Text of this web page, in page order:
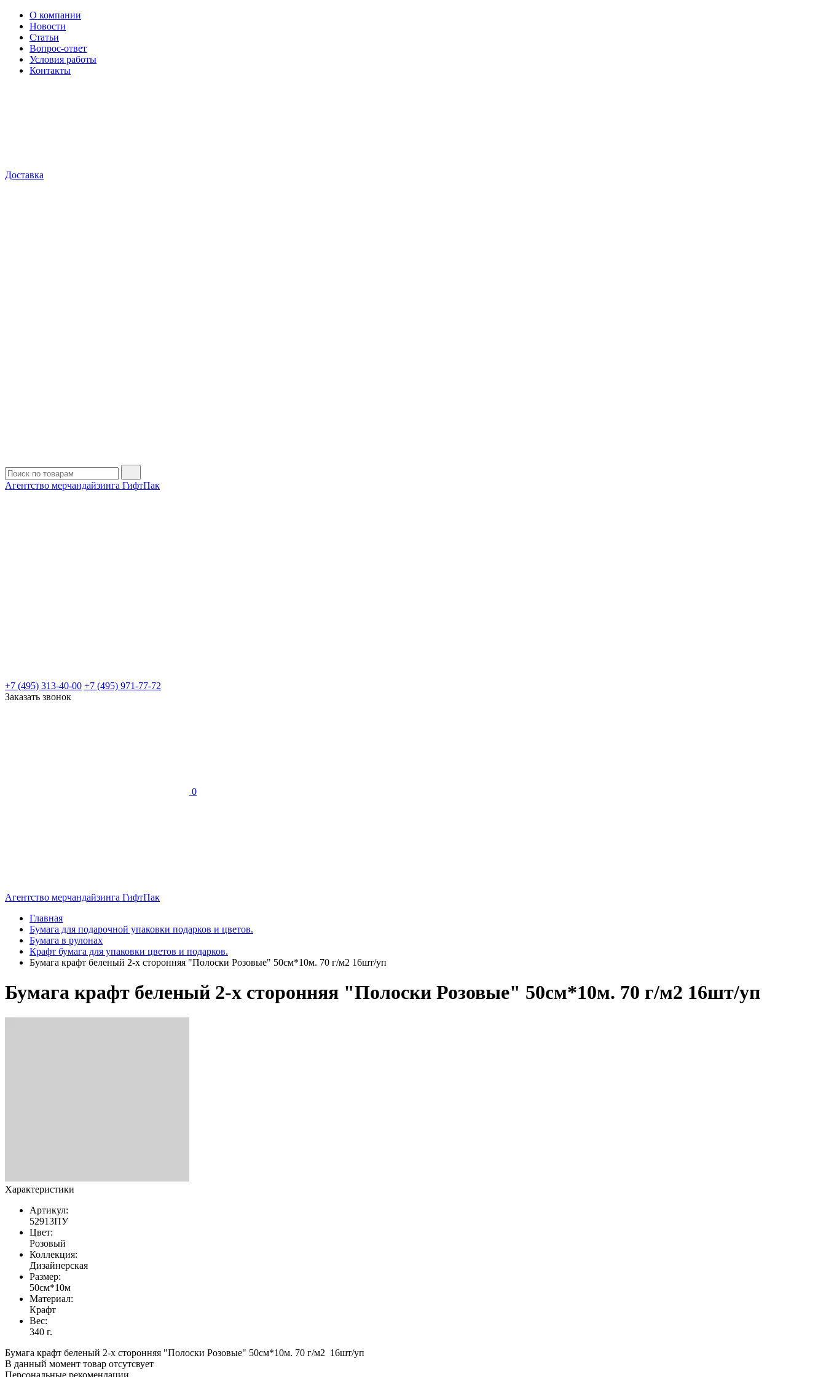
О компании
Новости
Статьи
Вопрос-ответ
Условия работы
Контакты
Доставка
Агентство мерчандайзинга ГифтПак
+7 (495) 313-40-00 +7 (495) 971-77-72
Заказать звонок
0
Агентство мерчандайзинга ГифтПак
Главная
Бумага для подарочной упаковки подарков и цветов.
Бумага в рулонах
Крафт бумага для упаковки цветов и подарков.
Бумага крафт беленый 2-х сторонняя "Полоски Розовые" 50см*10м. 70 г/м2 16шт/уп
Бумага крафт беленый 2-х сторонняя "Полоски Розовые" 50см*10м. 70 г/м2 16шт/уп
Характеристики
Артикул:
52913ПУ
Цвет:
Розовый
Коллекция:
Дизайнерская
Размер:
50см*10м
Материал:
Крафт
Вес:
340 г.
Бумага крафт беленый 2-х сторонняя "Полоски Розовые" 50см*10м. 70 г/м2 16шт/уп
В данный момент товар отсутсвует
Персональные рекомендации